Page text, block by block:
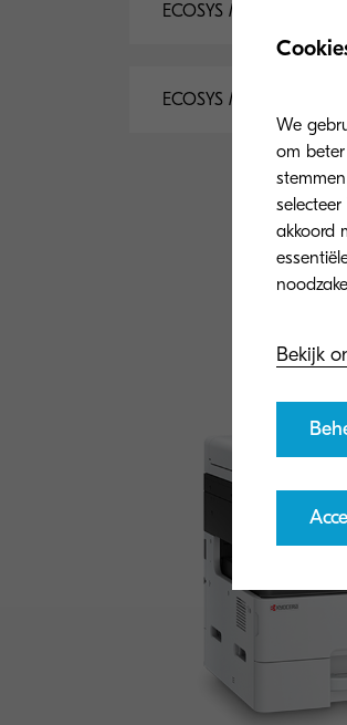
ECOSYS M4125idn
ECOSYS M4125idn
We
om
akkoord
Bekijk